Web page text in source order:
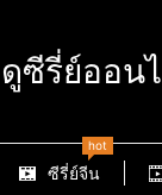
ดูซีรี่ย์ออน
ซีรี่ย์จีน
hot